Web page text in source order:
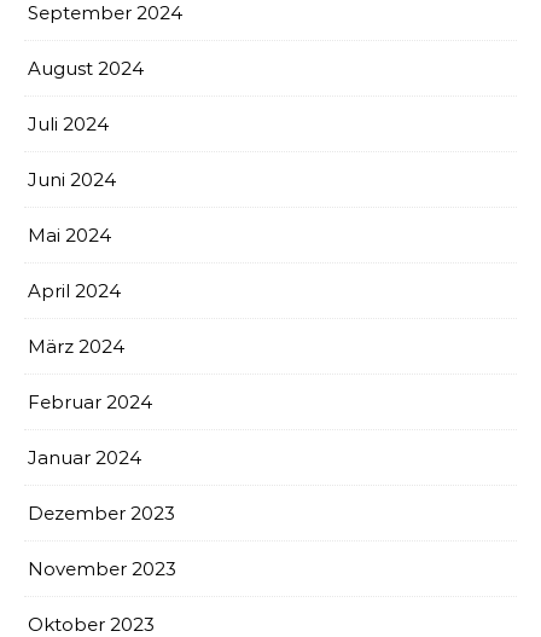
September 2024
August 2024
Juli 2024
Juni 2024
Mai 2024
April 2024
März 2024
Februar 2024
Januar 2024
Dezember 2023
November 2023
Oktober 2023